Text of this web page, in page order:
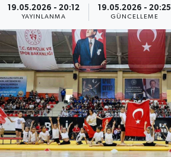
19.05.2026 - 20:12
YAYINLANMA
19.05.2026 - 20:25
GÜNCELLEME
Advertising news
Canlı Maç
ÇEVRE
Dış Haberler
Dünya
Haber Arşivi